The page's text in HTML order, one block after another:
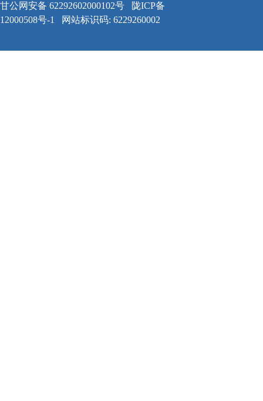
甘公网安备 62292602000102号
陇ICP备
12000508号-1
网站标识码: 6229260002